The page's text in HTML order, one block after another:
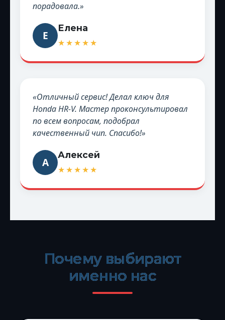
порадовала.»
Е
Елена
★★★★★
«Отличный сервис! Делал ключ для
Honda HR-V. Мастер проконсультировал
по всем вопросам, подобрал
качественный чип. Спасибо!»
А
Алексей
★★★★★
Почему выбирают
именно нас